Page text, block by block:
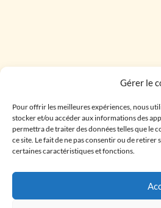
Gérer le
Pour offrir les meilleures expériences, nous
stocker et/ou accéder aux informations des
permettra de traiter des données telles que le
ce site. Le fait de ne pas consentir ou de
certaines caractéristiques et fonctions.